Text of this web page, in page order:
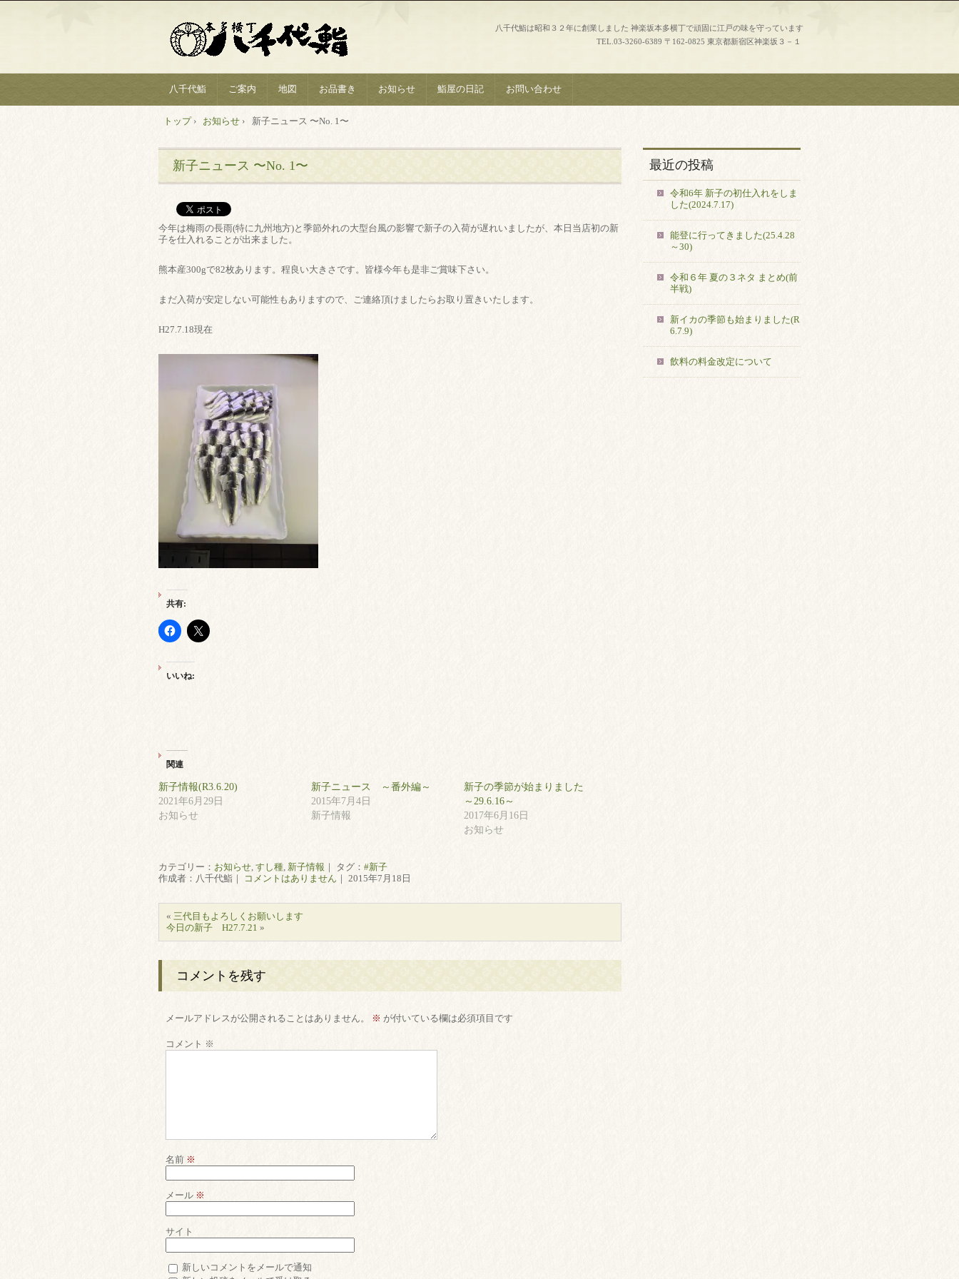
八千代鮨は昭和３２年に創業しました 神楽坂本多横丁で頑固に江戸の味を守っています
TEL. 03-3260-6389 〒162-0825 東京都新宿区神楽坂３－１
八千代鮨 ご案内 地図 お品書き お知らせ 鮨屋の日記 お問い合わせ
トップ› お知らせ › 新子ニュース 〜No. 1〜
新子ニュース 〜No. 1〜
今年は梅雨の長雨(特に九州地方)と季節外れの大型台風の影響で新子の入荷が遅れいましたが、本日当店初の新
子を仕入れることが出来ました。
熊本産300gで82枚あります。程良い大きさです。皆様今年も是非ご賞味下さい。
まだ入荷が安定しない可能性もありますので、ご連絡頂けましたらお取り置きいたします。
H27.7.18現在
共有:
いいね:
関連
新子情報(R3.6.20)
2021年6月29日
お知らせ
新子ニュース ～番外編～
2015年7月4日
新子情報
新子の季節が始まりました
～29.6.16～
2017年6月16日
お知らせ
カテゴリー： お知らせ すし種 新子情報 ｜ タグ： #新子
作成者：八千代鮨｜
コメントはありません ｜ 2015年7月18日
« 三代目もよろしくお願いします
今日の新子 H27.7.21 »
コメントを残す
メールアドレスが公開されることはありません。 ※ が付いている欄は必須項目です
コメント ※
名前 ※
メール ※
サイト
新しいコメントをメールで通知
最近の投稿
令和6年 新子の初仕入れをしま
した(2024.7.17)
能登に行ってきました(25.4.28
～30)
令和６年 夏の３ネタ まとめ(前
半戦)
新イカの季節も始まりました(R
6.7.9)
飲料の料金改定について